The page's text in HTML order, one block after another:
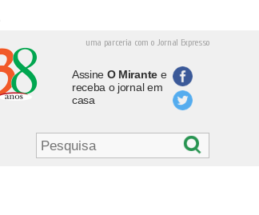
uma parceria com o Jornal Expresso
Assine O Mirantee
receba o jornal em
casa